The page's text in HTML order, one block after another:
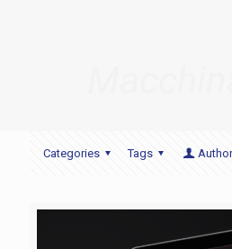
Categories Tags